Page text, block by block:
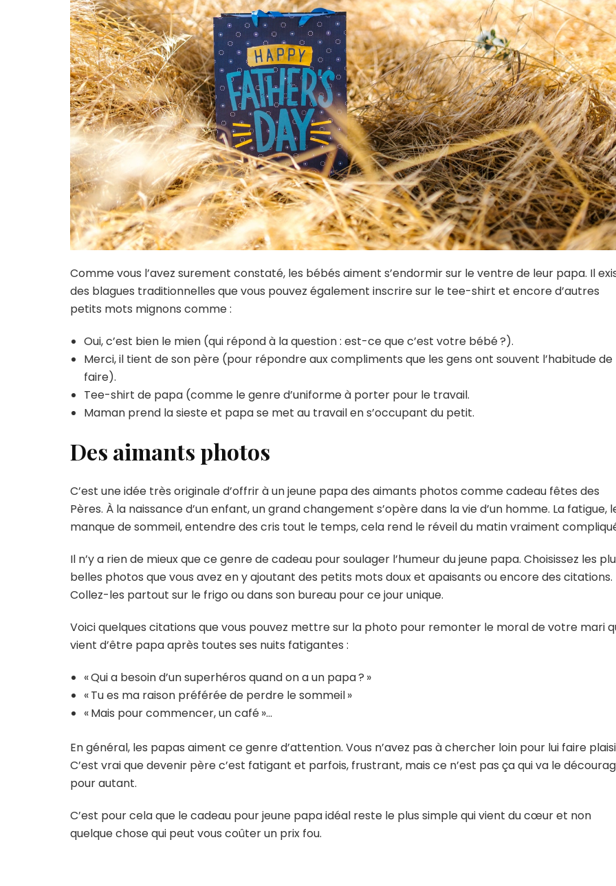
Comme vous l’avez surement constaté, les bébés aiment s’endormir sur le ventre de leur papa. Il
des blagues traditionnelles que vous pouvez également inscrire sur le tee-shirt et encore d’autres
petits mots mignons comme :
Oui, c’est bien le mien (qui répond à la question : est-ce que c’est votre bébé ?).
Merci, il tient de son père (pour répondre aux compliments que les gens ont souvent l’habitude de
faire).
Tee-shirt de papa (comme le genre d’uniforme à porter pour le travail.
Maman prend la sieste et papa se met au travail en s’occupant du petit.
Des aimants photos
C’est une idée très originale d’offrir à un jeune papa des aimants photos comme cadeau fêtes des
Pères. À la naissance d’un enfant, un grand changement s’opère dans la vie d’un homme. La fatigue,
manque de sommeil, entendre des cris tout le temps, cela rend le réveil du matin vraiment
Il n’y a rien de mieux que ce genre de cadeau pour soulager l’humeur du jeune papa. Choisissez les
belles photos que vous avez en y ajoutant des petits mots doux et apaisants ou encore des citations.
Collez-les partout sur le frigo ou dans son bureau pour ce jour unique.
Voici quelques citations que vous pouvez mettre sur la photo pour remonter le moral de votre mari
vient d’être papa après toutes ses nuits fatigantes :
« Qui a besoin d’un superhéros quand on a un papa ? »
« Tu es ma raison préférée de perdre le sommeil »
« Mais pour commencer, un café »…
En général, les papas aiment ce genre d’attention. Vous n’avez pas à chercher loin pour lui faire
C’est vrai que devenir père c’est fatigant et parfois, frustrant, mais ce n’est pas ça qui va le
pour autant.
C’est pour cela que le cadeau pour jeune papa idéal reste le plus simple qui vient du cœur et non
quelque chose qui peut vous coûter un prix fou.